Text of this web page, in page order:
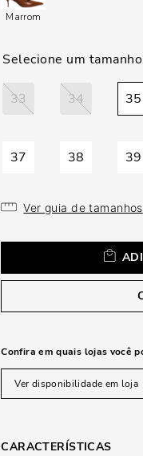
Marrom
33 34 35
37 38 39
Ver guia de tamanhos
Confira em quais lojas você
Ver disponibilidade em loja
CARACTERÍSTICAS